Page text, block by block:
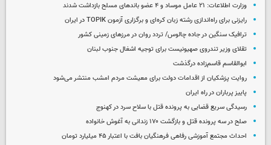
وزارت اطلاعات: ۲۱ عامل موساد و ۴ عضو باندهای مسلح بازداشت شدند
رایزنی برای راه‌اندازی رشته زبان کره‌ای و برگزاری آزمون TOPIK در ایران
ترافیک سنگین در جاده چالوس/ تردد روان در مرزهای زمینی کشور
تقلای وزیر تندروی صهیونیست برای توجیه اشغال جنوب لبنان
ابوالقاسم قاسم‌زاده درگذشت
روایت پزشکیان از اقدامات دولت برای معیشت مردم امشب منتشر می‌شود
پاییز پرباران در راه ایران
رسیدگی سریع قضایی به پرونده قتل با سلاح سرد در کهنوج
صلح در سه پرونده قتل و بازگشت ۱۷۰ زندانی به آغوش خانواده
احداث مجتمع آموزشی رفاهی فرهنگیان بافت با اعتبار ۴۵ میلیارد تومان